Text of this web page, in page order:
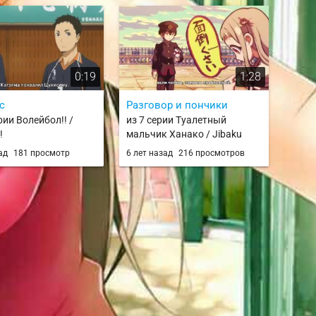
0:19
Волейбол!! /
181 просмотр
1:28
Разговор и пончики
из 7 серии Туалетный
мальчик Ханако / Jibaku
Shounen Hanako-kun
6 лет назад 216 просмотров